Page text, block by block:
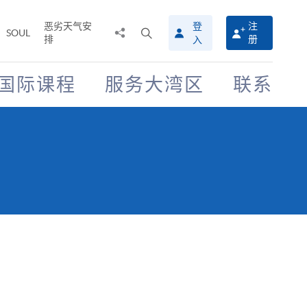
SOUL
恶劣天气安
排
搜
寻
介
面
登
入
注
册
际课程 服务大湾区 联系